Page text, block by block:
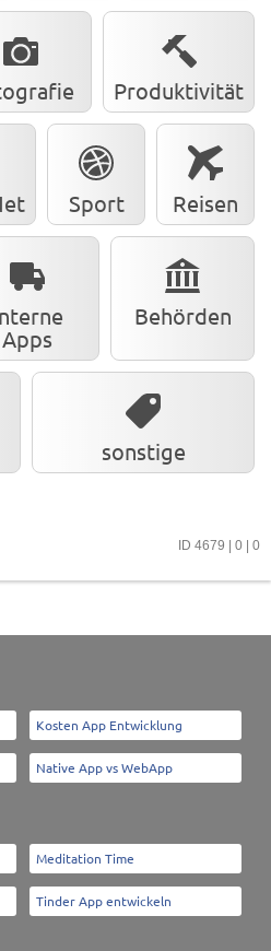
Produktivität
Sport Reisen
Apps
Behörden
sonstige
ID 4679 | 0 | 0
Kosten App Entwicklung
Native App vs WebApp
Meditation Time
Tinder App entwickeln